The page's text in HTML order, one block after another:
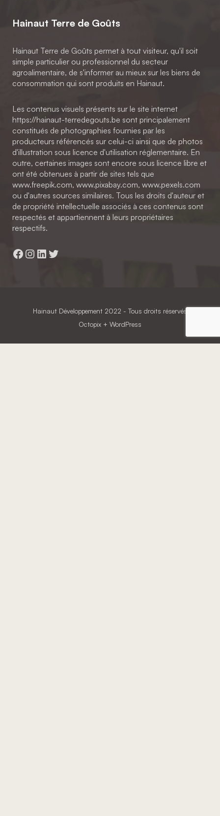
Hainaut Terre de Goûts
Hainaut Terre de Goûts permet à tout visiteur, qu'il soit
simple particulier ou professionnel du secteur
agroalimentaire, de s'informer au mieux sur les biens de
consommation qui sont produits en Hainaut.
Les contenus visuels présents sur le site internet
https://hainaut-terredegouts.be sont principalement
constitués de photographies fournies par les
producteurs référencés sur celui-ci ainsi que de photos
d'illustration sous licence d'utilisation réglementaire. En
outre, certaines images sont encore sous licence libre et
ont été obtenues à partir de sites tels que
www.freepik.com, www.pixabay.com, www.pexels.com
ou d'autres sources similaires. Tous les droits d'auteur et
de propriété intellectuelle associés à ces contenus sont
respectés et appartiennent à leurs propriétaires
respectifs.
Facebook
Instagram
LinkedIn
Twitter
Hainaut Développement 2022 - Tous droits réservés
Octopix + WordPress